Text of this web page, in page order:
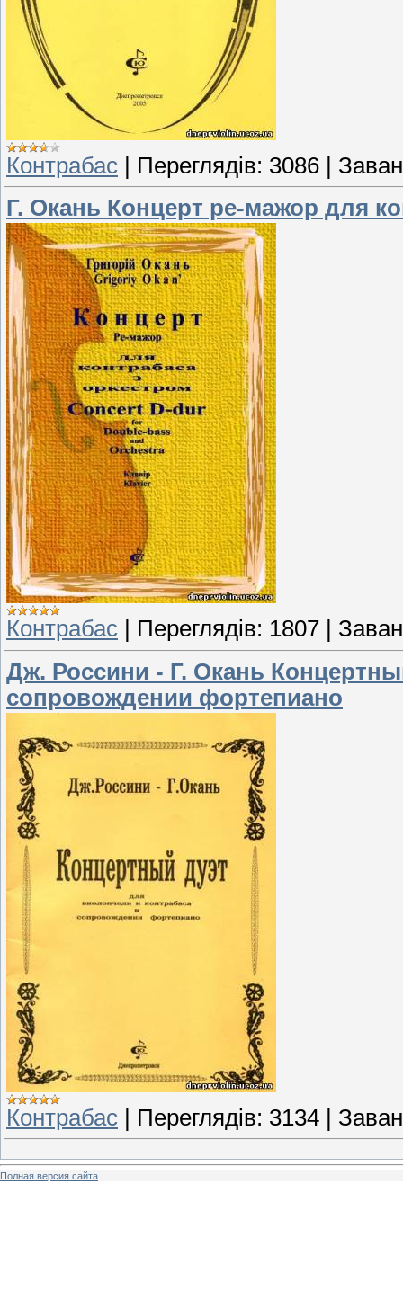
Контрабас | Переглядів: 3086 |
Г. Окань Концерт ре-мажор для
Контрабас Переглядів: 1807
Дж. Россини - Г. Окань
сопровождении фортепиано
Контрабас Переглядів: 3134
Полная версия сайта